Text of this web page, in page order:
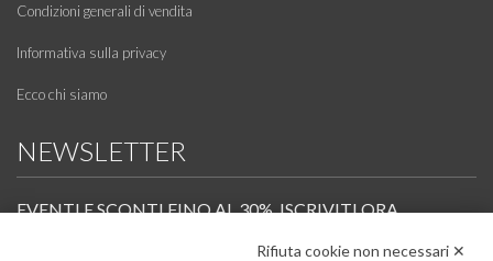
Condizioni generali di vendita
Informativa sulla privacy
Ecco chi siamo
NEWSLETTER
EVENTI E SCONTI FINO AL 30%. ISCRIVITI ORA.
Scopri in anteprima i nuovi prodotti, le promozioni riservate ai professionisti e resta
Rifiuta cookie non necessari ✕